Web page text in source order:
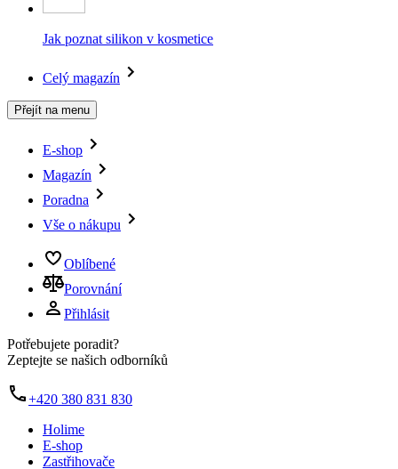
Jak poznat silikon v kosmetice
Celý magazín
Přejít na menu
E-shop
Magazín
Poradna
Vše o nákupu
Oblíbené
Porovnání
Přihlásit
Potřebujete poradit?
Zeptejte se našich odborníků
+420 380 831 830
Holime
E-shop
Zastřihovače